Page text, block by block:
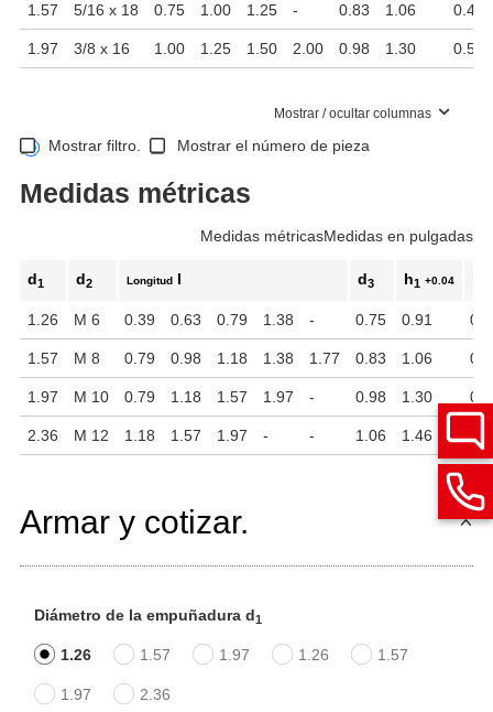
1.57 5/16 x 18 0.75 1.00 1.25 - 0.83 1.06 0.47
1.97 3/8 x 16 1.00 1.25 1.50 2.00 0.98 1.30 0.55
Mostrar / ocultar columnas
Mostrar filtro. Mostrar el número de pieza
Medidas métricas
Medidas métricasMedidas en pulgadas
d1 d2 Longitud l d3 h1 +0.04
1.26 M 6 0.39 0.63 0.79 1.38 - 0.75 0.91
1.57 M 8 0.79 0.98 1.18 1.38 1.77 0.83 1.06
1.97 M 10 0.79 1.18 1.57 1.97 - 0.98 1.30
2.36 M 12 1.18 1.57 1.97 - - 1.06 1.46
Armar y cotizar.
Diámetro de la empuñadura d1
1.26 1.57 1.97 1.26 1.57
1.97 2.36